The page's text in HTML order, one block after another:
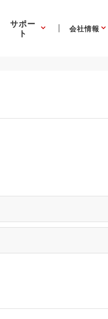
サポー
ト 会社情報